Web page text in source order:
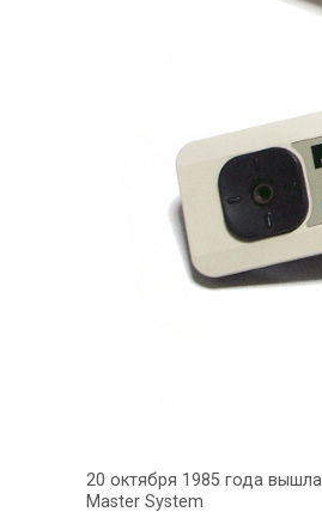
20 октября 1985 года
Master System